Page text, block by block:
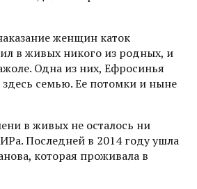
женщин каток
в живых никого из родных, и
Одна из них, Ефросинья
здесь семью. Ее потомки и ныне
в живых не осталось ни
Последней в 2014 году ушла
которая проживала в